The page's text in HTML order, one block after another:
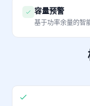
容量预警
基于功率余量的智